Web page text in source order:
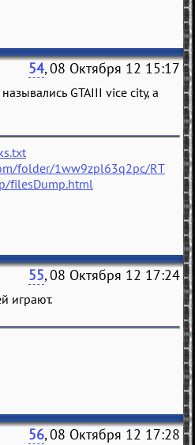
54, 08 Октября 12 15:17
GTAIII vice city, а
folder/1ww9zpl63q2pc/RT
filesDump.html
55, 08 Октября 12 17:24
играют.
56, 08 Октября 12 17:28